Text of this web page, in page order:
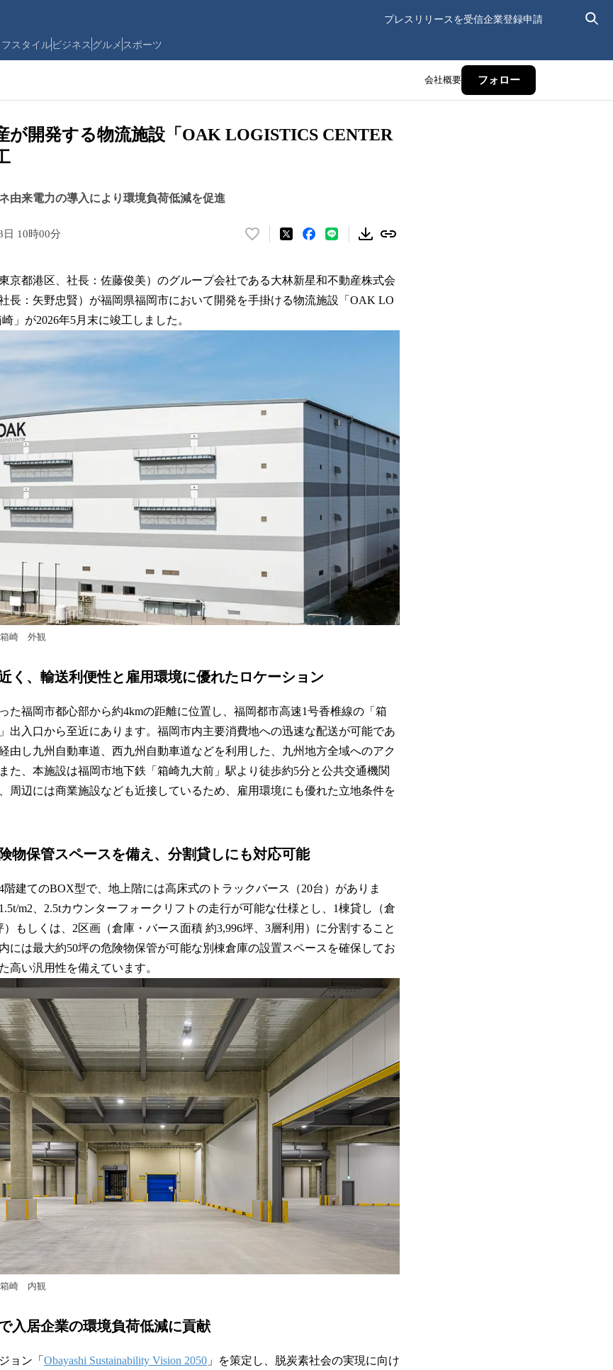
プレスリリースを受信企業登録申請
スタイルビジネス グルメ スポーツ
会社概要 フォロー
が開発する物流施設「OAK LOGISTICS CENTER
由来電力の導入により環境負荷低減を促進
日 10時00分
い
！
数
読
で
す
京都港区、社長：佐藤俊美）のグループ会社である大林新星和不動産株式会
長：矢野忠賢）が福岡県福岡市において開発を手掛ける物流施設「OAK LO
」が2026年5月末に竣工しました。
箱崎 外観
く、輸送利便性と雇用環境に優れたロケーション
た福岡市都心部から約4kmの距離に位置し、福岡都市高速1号香椎線の「箱
出入口から至近にあります。福岡市内主要消費地への迅速な配送が可能であ
由し九州自動車道、西九州自動車道などを利用した、九州地方全域へのアク
た、本施設は福岡市地下鉄「箱崎九大前」駅より徒歩約5分と公共交通機関
周辺には商業施設なども近接しているため、雇用環境にも優れた立地条件を
物保管スペースを備え、分割貸しにも対応可能
建てのBOX型で、地上階には高床式のトラックバース（20台）がありま
m2、2.5tカウンターフォークリフトの走行が可能な仕様とし、1棟貸し（倉
）もしくは、2区画（倉庫・バース面積 約3,996坪、3層利用）に分割すること
には最大約50坪の危険物保管が可能な別棟倉庫の設置スペースを確保してお
高い汎用性を備えています。
箱崎 内観
入居企業の環境負荷低減に貢献
ョン「 Obayashi Sustainability Vision 2050 」を策定し、脱炭素社会の実現に向け